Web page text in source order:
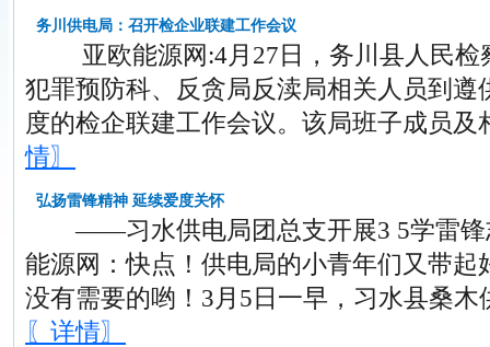
务川供电局：召开检企业联建工作会议
亚欧能源网:4月27日，务川县人民检
犯罪预防科、反贪局反渎局相关人员到遵
度的检企联建工作会议。该局班子成员
情〗
弘扬雷锋精神 延续爱度关怀
——习水供电局团总支开展3 5学雷锋
能源网：快点！供电局的小青年们又带起
没有需要的哟！3月5日一早，习水县桑木
〖详情〗